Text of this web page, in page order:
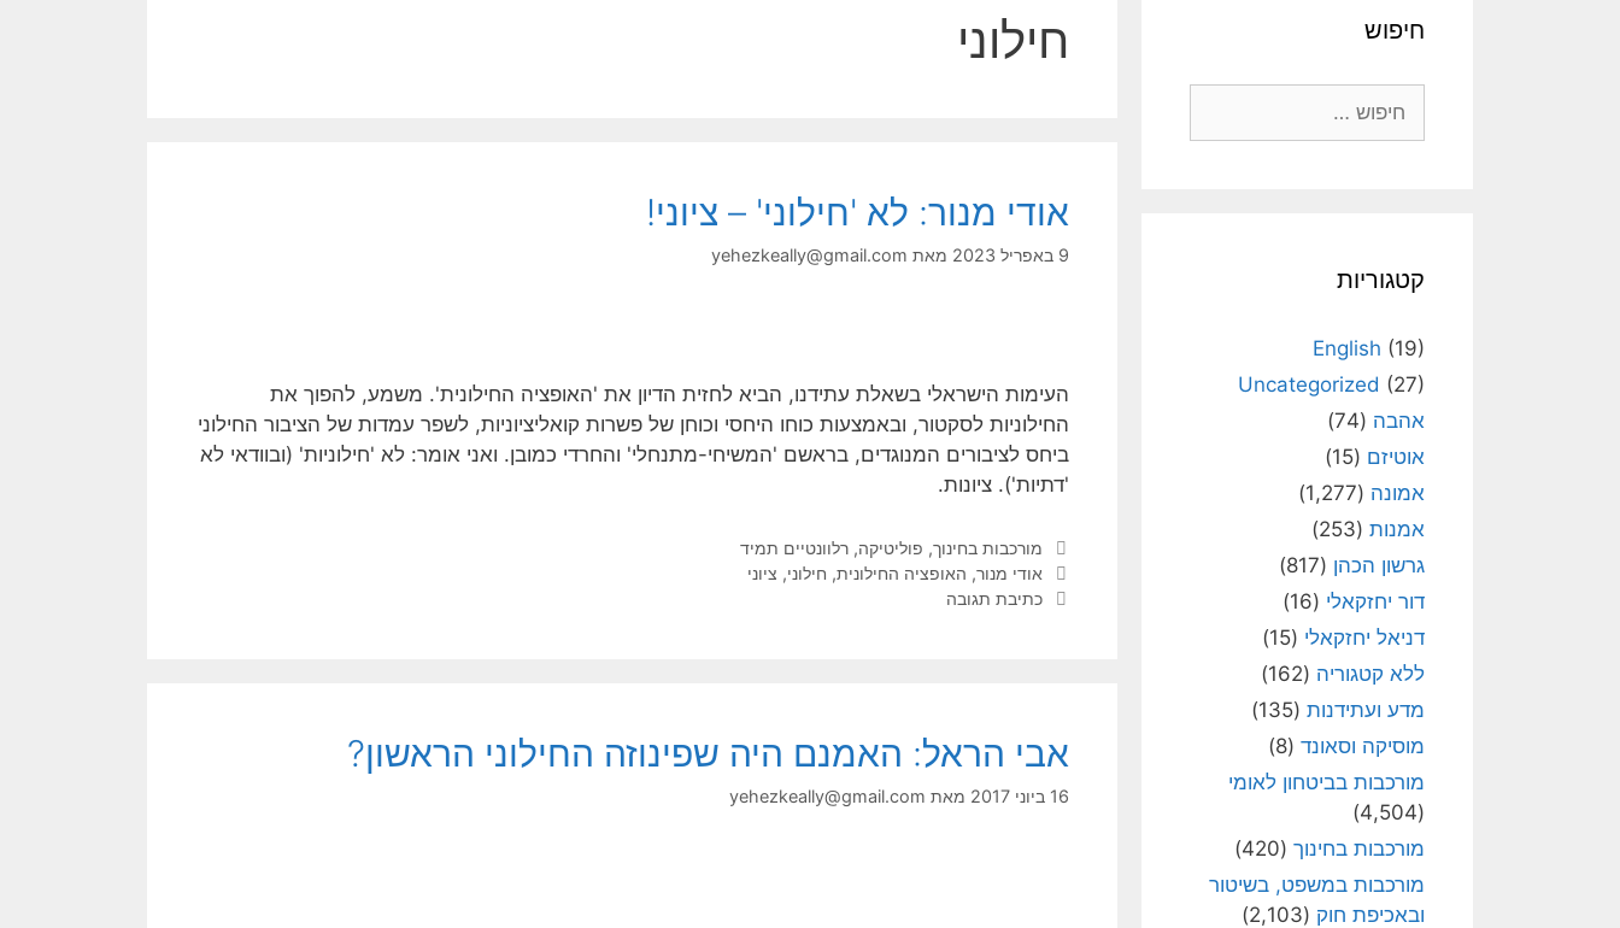
חילוני
אודי מנור: לא 'חילוני' – ציוני!
9 באפריל 2023 מאת yehezkeally@gmail.com
העימות הישראלי בשאלת עתידנו, הביא לחזית הדיון את 'האופציה החילונית'. משמע, להפוך את
החילוניות לסקטור, ובאמצעות כוחו היחסי וכוחן של פשרות קואליציוניות, לשפר עמדות של הציבור החילוני
ביחס לציבורים המנוגדים, בראשם 'המשיחי-מתנחלי' והחרדי כמובן. ואני אומר: לא 'חילוניות' (ובוודאי לא
'דתיות'). ציונות.
קטגוריות
מורכבות בחינוך, פוליטיקה, רלוונטיים תמיד
תגיות
אודי מנור, האופציה החילונית, חילוני, ציוני
כתיבת תגובה
אבי הראל: האמנם היה שפינוזה החילוני הראשון?
16 ביוני 2017 מאת yehezkeally@gmail.com
חיפוש
קטגוריות
English (19)
Uncategorized (27)
אהבה (74)
אוטיזם (15)
אמונה (1,277)
אמנות (253)
גרשון הכהן (817)
דור יחזקאלי (16)
דניאל יחזקאלי (15)
ללא קטגוריה (162)
מדע ועתידנות (135)
מוסיקה וסאונד (8)
מורכבות בביטחון לאומי
(4,504)
מורכבות בחינוך (420)
מורכבות במשפט, בשיטור
ובאכיפת חוק (2,103)